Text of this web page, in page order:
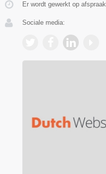
Er wordt gewerkt op afspraak.
Sociale media: